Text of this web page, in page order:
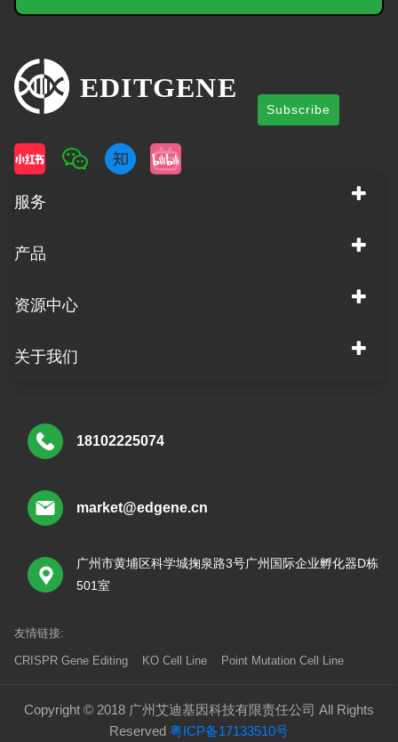
Subscribe
服务
产品
资源中心
关于我们
18102225074
market@edgene.cn
广州市黄埔区科学城掬泉路3号广州国际企业孵化器D栋
501室
友情链接:
CRISPR Gene Editing KO Cell Line Point Mutation Cell Line
Copyright © 2018 广州艾迪基因科技有限责任公司 All Rights
Reserved 粤ICP备17133510号